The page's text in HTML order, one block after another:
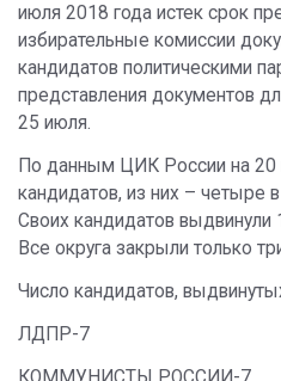
июля 2018 года истек срок
избирательные комиссии
кандидатов политическими
представления документов
25 июля.
По данным ЦИК России на 20
кандидатов, из них – четыре
Своих кандидатов выдвинули
Все округа закрыли только
Число кандидатов,
ЛДПР-7